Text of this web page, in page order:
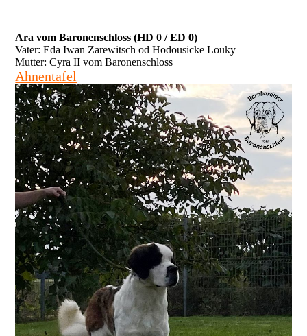
Ara vom Baronenschloss (HD 0 / ED 0)
Vater: Eda Iwan Zarewitsch od Hodousicke Louky
Mutter: Cyra II vom Baronenschloss
Ahnentafel